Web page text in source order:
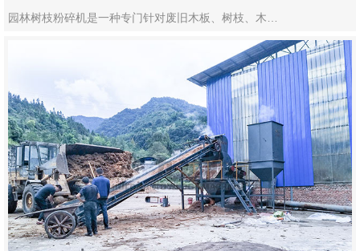
园林树枝粉碎机是一种专门针对废旧木板、树枝、木…